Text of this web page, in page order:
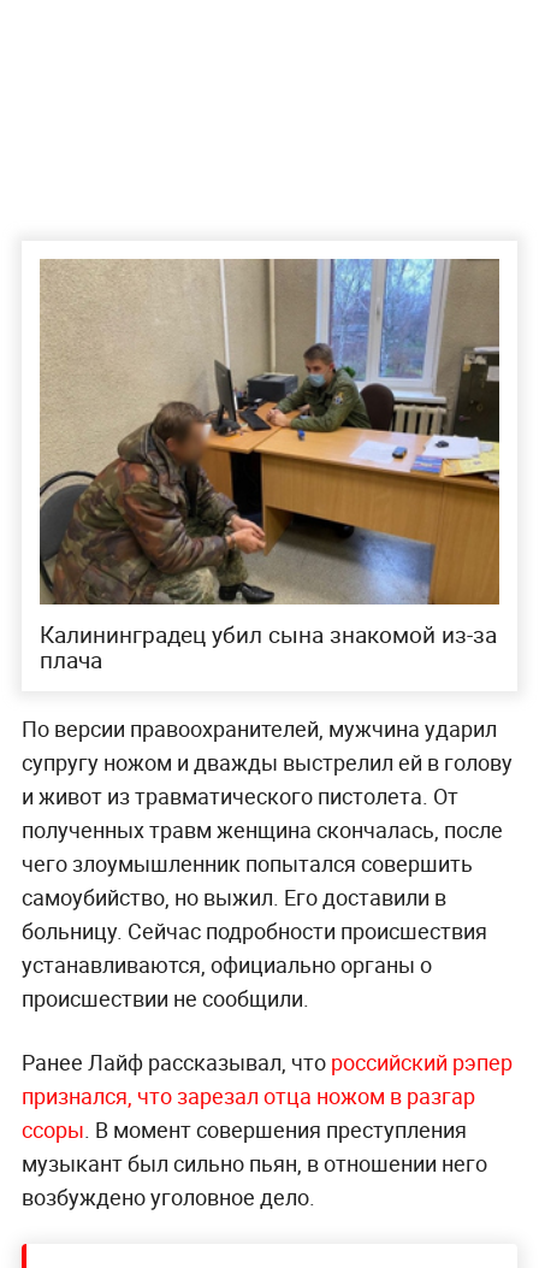
Калининградец убил сына знакомой из-за
плача
По версии правоохранителей, мужчина ударил
супругу ножом и дважды выстрелил ей в голову
и живот из травматического пистолета. От
полученных травм женщина скончалась, после
чего злоумышленник попытался совершить
самоубийство, но выжил. Его доставили в
больницу. Сейчас подробности происшествия
устанавливаются, официально органы о
происшествии не сообщили.
Ранее Лайф рассказывал, что российский рэпер
признался, что зарезал отца ножом в разгар
ссоры. В момент совершения преступления
музыкант был сильно пьян, в отношении него
возбуждено уголовное дело.